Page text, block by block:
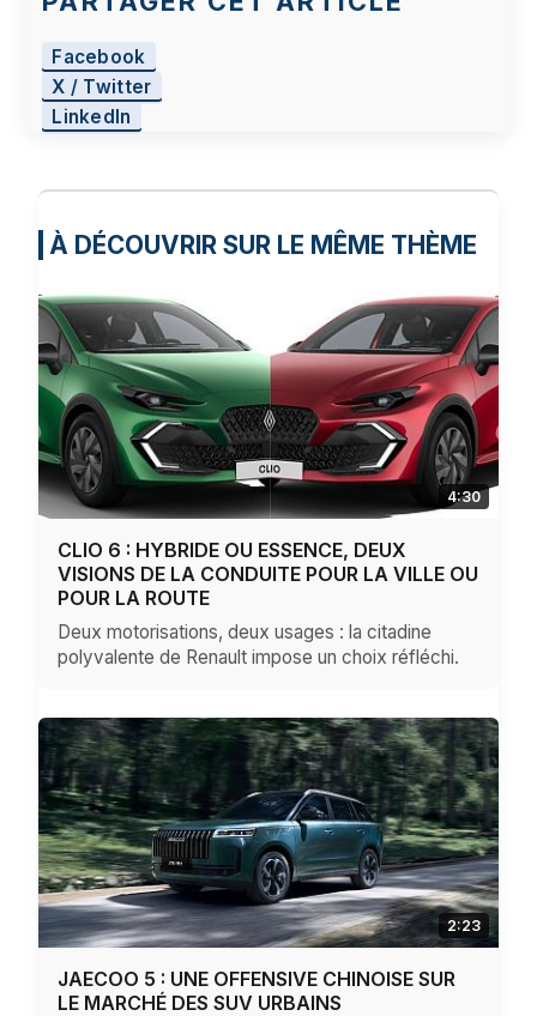
Facebook
X / Twitter
LinkedIn
À DÉCOUVRIR SUR LE MÊME THÈME
4:30
CLIO 6 : HYBRIDE OU ESSENCE, DEUX
VISIONS DE LA CONDUITE POUR LA VILLE OU
POUR LA ROUTE
Deux motorisations, deux usages : la citadine
polyvalente de Renault impose un choix réfléchi.
2:23
JAECOO 5 : UNE OFFENSIVE CHINOISE SUR
LE MARCHÉ DES SUV URBAINS